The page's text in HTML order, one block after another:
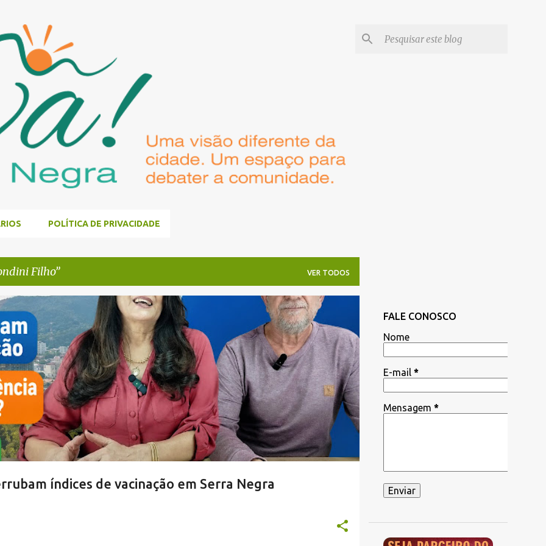
POLÍTICA DE PRIVACIDADE
Filho VER TODOS
índices de vacinação em Serra Negra
NEGRA VACINAÇÃO SERRA NEGRA VIVA! SERRA NEGRA NO AR
FALE CONOSCO
Nome
E-mail *
Mensagem *